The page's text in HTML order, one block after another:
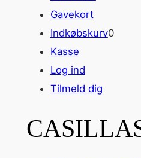
Gavekort
Indkøbskurv0
Kasse
Log ind
Tilmeld dig